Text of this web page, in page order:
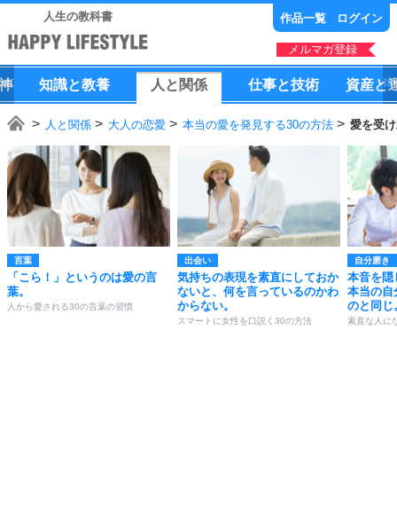
人生の教科書 作品一覧 ログイン
メルマガ登録
知識と教養 人 と 関係 仕事と技術 資産と
人と関係 大人の恋愛 本当の愛を発見する30の方法 愛を受
言葉
「こら！」というのは愛の言
葉。
人から愛される30の言葉の習慣
出会い
気持ちの表現を素直にしておか
ないと、何を言っているのかわ
からない。
スマートに女性を口説く30の方法
自分磨き
本音を隠
本当の自
のと同じ
素直な人に